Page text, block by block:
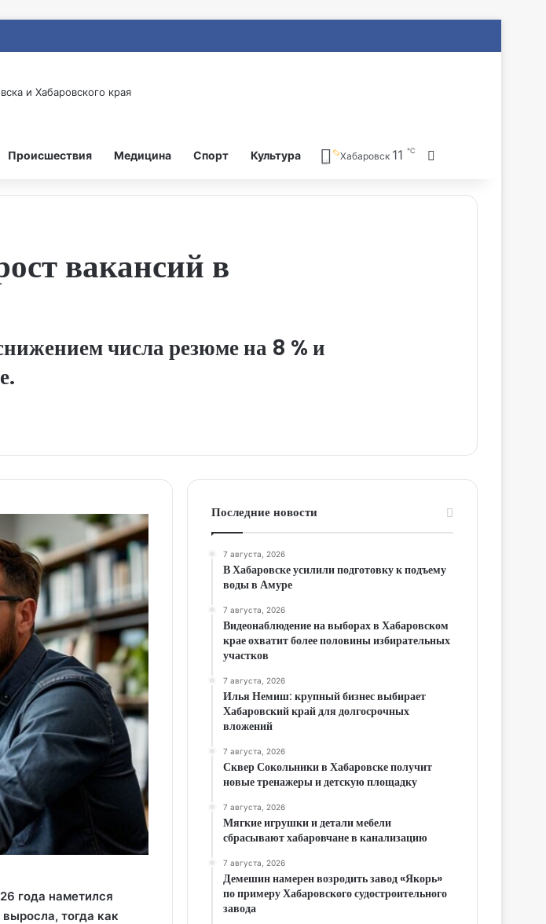
Происшествия Медицина Спорт Культура Хабаровск 11 ℃
вакансий в
числа резюме на 8 % и
года наметился
тогда как
Последние новости
7 августа, 2026
В Хабаровске усилили подготовку к подъему
воды в Амуре
7 августа, 2026
Видеонаблюдение на выборах в Хабаровском
крае охватит более половины избирательных
участков
7 августа, 2026
Илья Немиш: крупный бизнес выбирает
Хабаровский край для долгосрочных
вложений
7 августа, 2026
Сквер Сокольники в Хабаровске получит
новые тренажеры и детскую площадку
7 августа, 2026
Мягкие игрушки и детали мебели
сбрасывают хабаровчане в канализацию
7 августа, 2026
Демешин намерен возродить завод «Якорь»
по примеру Хабаровского судостроительного
завода